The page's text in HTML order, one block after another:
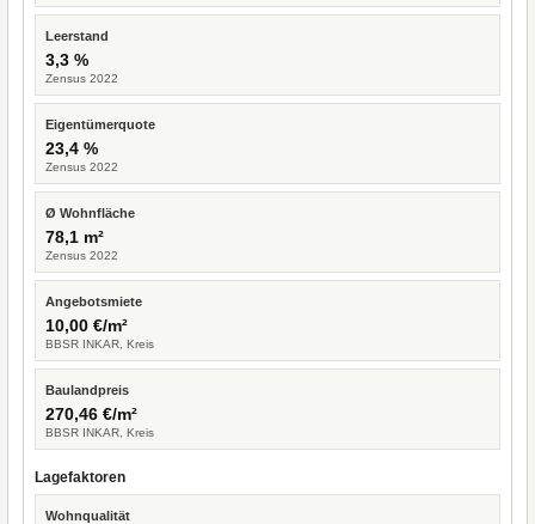
Leerstand
3,3 %
Zensus 2022
Eigentümerquote
23,4 %
Zensus 2022
Ø Wohnfläche
78,1 m²
Zensus 2022
Angebotsmiete
10,00 €/m²
BBSR INKAR, Kreis
Baulandpreis
270,46 €/m²
BBSR INKAR, Kreis
Lagefaktoren
Wohnqualität